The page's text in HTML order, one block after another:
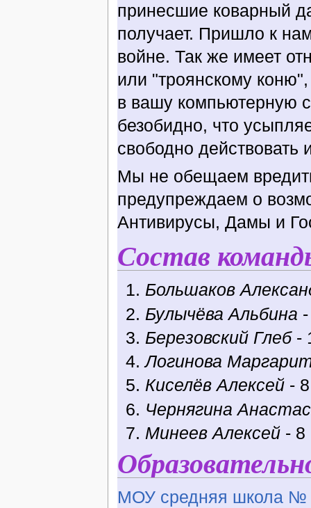
принесшие коварный
получает. Пришло к
войне. Так же имеет
или "троянскому
в вашу компьютерную
безобидно, что
свободно действовать
Мы не обещаем
предупреждаем о
Антивирусы, Дамы и
Состав
Большаков
Булычёва Альбина
Березовский Глеб-
Логинова
Киселёв Алексей -
Чернягина
Минеев Алексей - 8
МОУ средняя школа №